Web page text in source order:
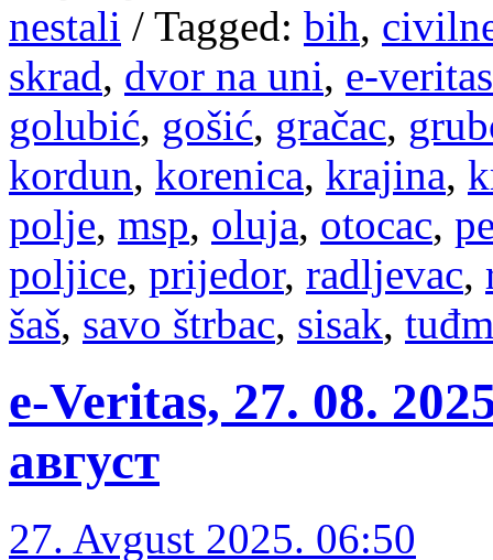
nestali / Tagged: bih,
skrad, dvor na uni, e-veritas
golubić, gošić, gračac,
kordun, korenica, krajina,
polje, msp, oluja, otocac,
poljice, prijedor, radljevac,
šaš, savo štrbac, sisak,
e-Veritas, 27. 08.
август
27. Avgust 2025. 06:50